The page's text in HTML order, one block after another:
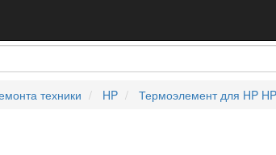
техники HP Термоэлемент для HP